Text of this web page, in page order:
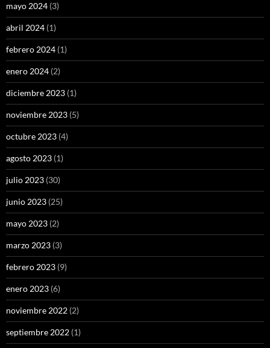
mayo 2024 (3)
abril 2024 (1)
febrero 2024 (1)
enero 2024 (2)
diciembre 2023 (1)
noviembre 2023 (5)
octubre 2023 (4)
agosto 2023 (1)
julio 2023 (30)
junio 2023 (25)
mayo 2023 (2)
marzo 2023 (3)
febrero 2023 (9)
enero 2023 (6)
noviembre 2022 (2)
septiembre 2022 (1)